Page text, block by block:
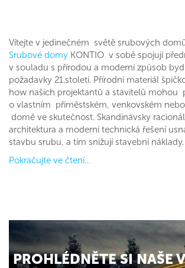
Vítejte v jedinečném světě srubových
Srubové domy KONTIO v sobě spojují
v souladu s přírodou a moderní způsob
požadavky 21.století. Přírodní materiál
how našich projektantů a stavitelů mohou
o vlastním příměstském, venkovském
domě ve skutečnost. Skandinávsky
architektura a moderní technická řešení
stavbu srubu, a tím snižují stavební náklady.
Pokračujte ve čtení…
PROHLÉDNĚTE SI NAŠE